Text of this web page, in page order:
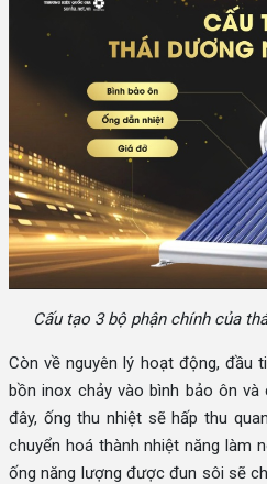
Cấu tạo 3 bộ phận chính của
Còn về nguyên lý hoạt động, đầu
bồn inox chảy vào bình bảo ôn và
đây, ống thu nhiệt sẽ hấp thu
chuyển hoá thành nhiệt năng làm
ống năng lượng được đun sôi sẽ